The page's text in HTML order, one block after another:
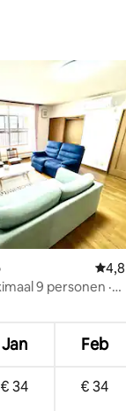
9 personen ·
naar station
Jan Feb
€ 34 € 34